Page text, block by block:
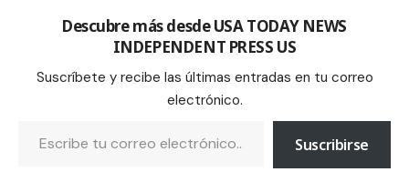
Descubre más desde USA TODAY NEWS
INDEPENDENT PRESS US
Suscríbete y recibe las últimas entradas en tu correo
electrónico.
Suscribirse